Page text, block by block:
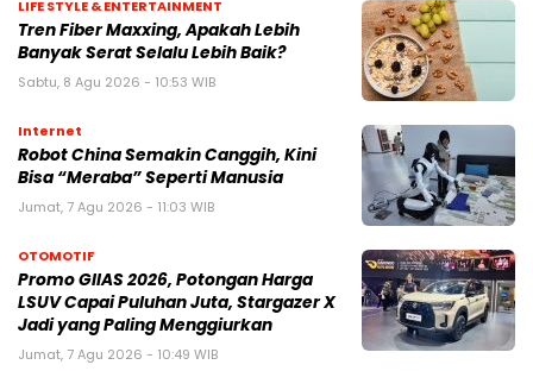
LIFE STYLE & ENTERTAINMENT
Tren Fiber Maxxing, Apakah Lebih
Banyak Serat Selalu Lebih Baik?
Sabtu, 8 Agu 2026 - 10:53 WIB
Internet
Robot China Semakin Canggih, Kini
Bisa “Meraba” Seperti Manusia
Jumat, 7 Agu 2026 - 11:03 WIB
OTOMOTIF
Promo GIIAS 2026, Potongan Harga
LSUV Capai Puluhan Juta, Stargazer X
Jadi yang Paling Menggiurkan
Jumat, 7 Agu 2026 - 10:49 WIB